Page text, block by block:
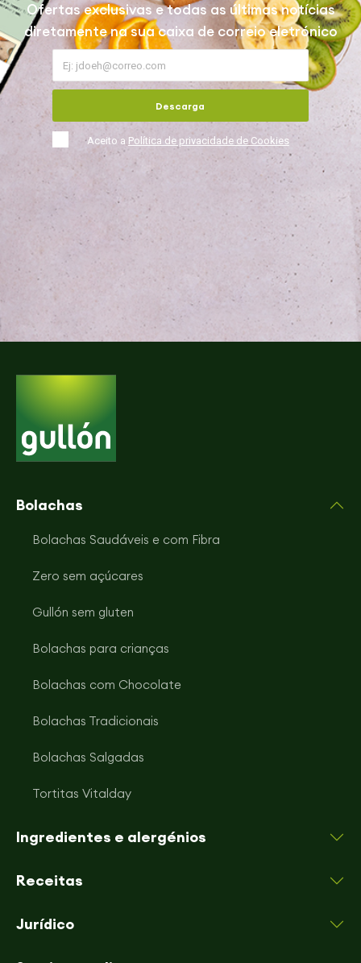
Ofertas exclusivas e todas as últimas notícias
diretamente na sua caixa de correio eletrónico
Aceito a Política de privacidade de Cookies
Descarga
Bolachas
Bolachas Saudáveis e com Fibra
Zero sem açúcares
Gullón sem gluten
Bolachas para crianças
Bolachas com Chocolate
Bolachas Tradicionais
Bolachas Salgadas
Tortitas Vitalday
Ingredientes e alergénios
Receitas
Jurídico